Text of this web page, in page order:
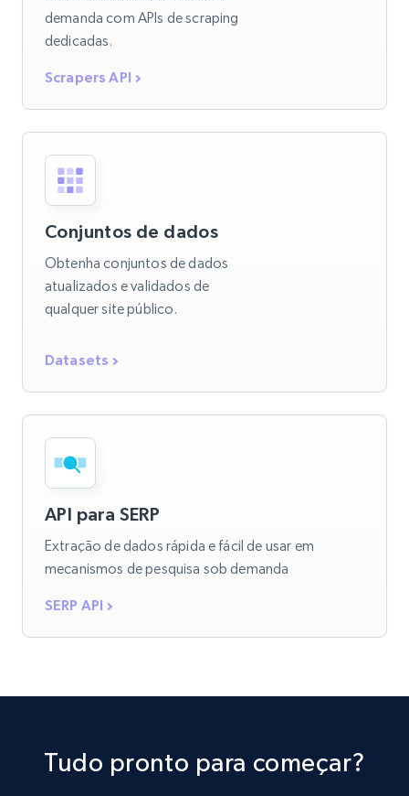
demanda com APIs de scraping
dedicadas.
Scrapers API
Conjuntos de dados
Obtenha conjuntos de dados
atualizados e validados de
qualquer site público.
Datasets
API para SERP
Extração de dados rápida e fácil de usar em
mecanismos de pesquisa sob demanda
SERP API
Tudo pronto para começar?